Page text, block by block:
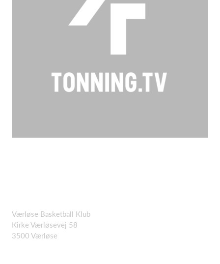
Værløse Basketball Klub
Kirke Værløsevej 58
3500 Værløse